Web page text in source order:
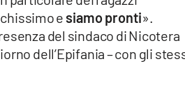
e siamo pronti».
del sindaco di Nicotera
dell’Epifania – con gli